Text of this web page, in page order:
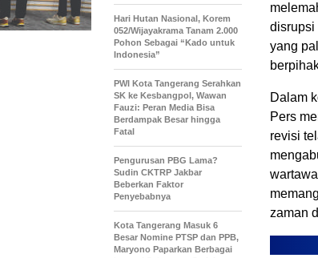
disrupsi
yang
Dalam
Pers
revisi
zaman
Hari Hutan Nasional, Korem
052/Wijayakrama Tanam 2.000
Pohon Sebagai “Kado untuk
Indonesia”
PWI Kota Tangerang Serahkan
SK ke Kesbangpol, Wawan
Fauzi: Peran Media Bisa
Berdampak Besar hingga
Fatal
Pengurusan PBG Lama?
Sudin CKTRP Jakbar
Beberkan Faktor
Penyebabnya
Kota Tangerang Masuk 6
Besar Nomine PTSP dan PPB,
Maryono Paparkan Berbagai